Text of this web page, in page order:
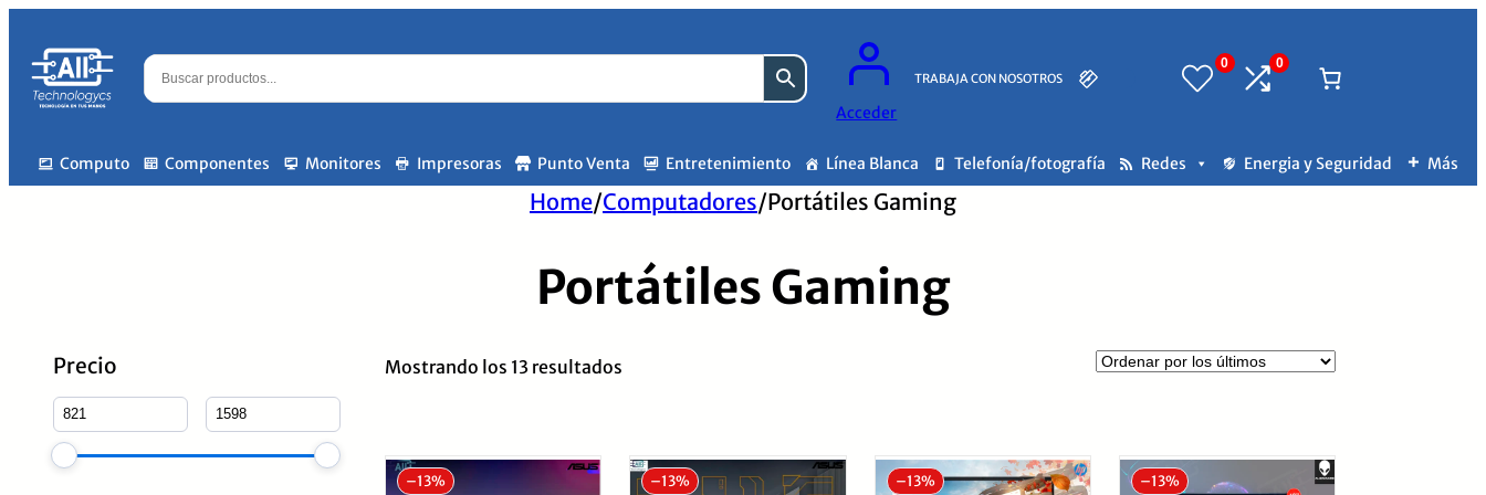
Acceder
TRABAJA CON NOSOTROS
0 0
Computo Componentes Monitores Impresoras Punto Venta Entretenimiento Línea Blanca Telefonía/fotografía Redes Energia y Seguridad Más
Home/Computadores/Portátiles Gaming
Portátiles Gaming
Precio Mostrando los 13 resultados
–13% –13% –13% –13%